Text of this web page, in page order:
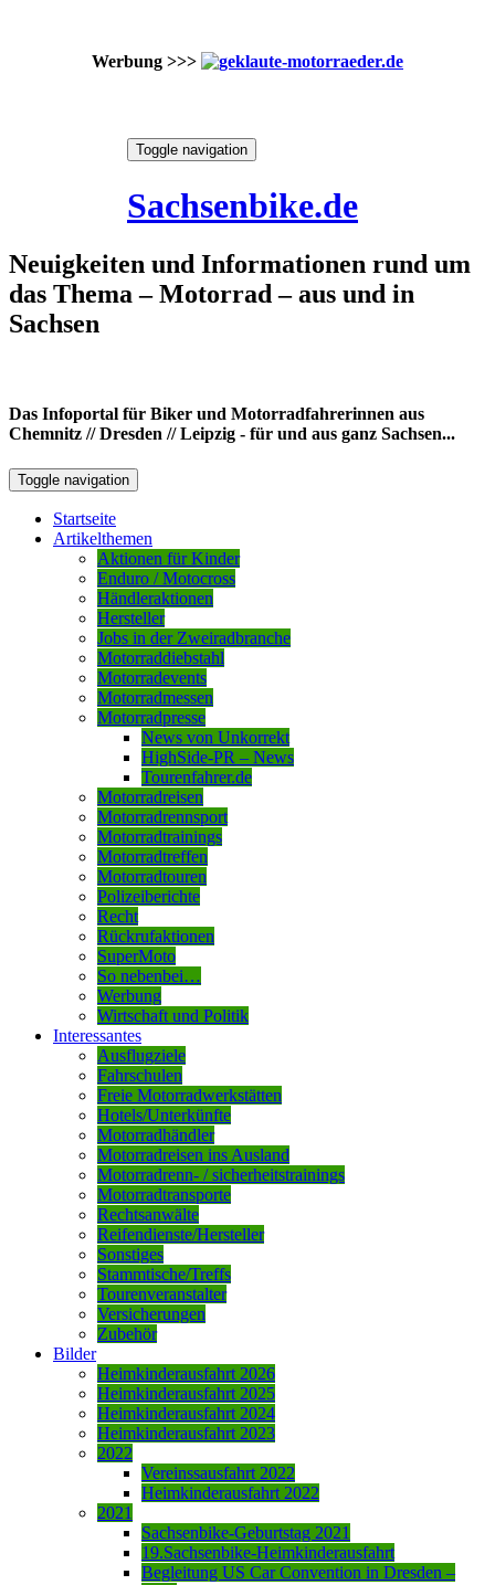
Werbung >>>
Toggle navigation
Sachsenbike.de
Neuigkeiten und Informationen rund um
das Thema – Motorrad – aus und in
Sachsen
Das Infoportal für Biker und Motorradfahrerinnen aus
Chemnitz // Dresden // Leipzig - für und aus ganz Sachsen...
Toggle navigation
Startseite
Artikelthemen
Aktionen für Kinder
Enduro / Motocross
Händleraktionen
Hersteller
Jobs in der Zweiradbranche
Motorraddiebstahl
Motorradevents
Motorradmessen
Motorradpresse
News von Unkorrekt
HighSide-PR – News
Tourenfahrer.de
Motorradreisen
Motorradrennsport
Motorradtrainings
Motorradtreffen
Motorradtouren
Polizeiberichte
Recht
Rückrufaktionen
SuperMoto
So nebenbei…
Werbung
Wirtschaft und Politik
Interessantes
Ausflugziele
Fahrschulen
Freie Motorradwerkstätten
Hotels/Unterkünfte
Motorradhändler
Motorradreisen ins Ausland
Motorradrenn- / sicherheitstrainings
Motorradtransporte
Rechtsanwälte
Reifendienste/Hersteller
Sonstiges
Stammtische/Treffs
Tourenveranstalter
Versicherungen
Zubehör
Bilder
Heimkinderausfahrt 2026
Heimkinderausfahrt 2025
Heimkinderausfahrt 2024
Heimkinderausfahrt 2023
2022
Vereinssausfahrt 2022
Heimkinderausfahrt 2022
2021
Sachsenbike-Geburtstag 2021
19.Sachsenbike-Heimkinderausfahrt
Begleitung US Car Convention in Dresden –